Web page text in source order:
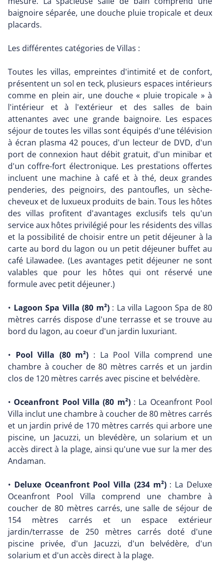
baignoire séparée, une douche pluie tropicale et deux
placards.
Les différentes catégories de Villas :
Toutes les villas, empreintes d'intimité et de confort,
présentent un sol en teck, plusieurs espaces intérieurs
comme en plein air, une douche « pluie tropicale » à
l'intérieur et à l'extérieur et des salles de bain
attenantes avec une grande baignoire. Les espaces
séjour de toutes les villas sont équipés d'une télévision
à écran plasma 42 pouces, d'un lecteur de DVD, d'un
port de connexion haut débit gratuit, d'un minibar et
d'un coffre-fort électronique. Les prestations offertes
incluent une machine à café et à thé, deux grandes
penderies, des peignoirs, des pantoufles, un sèche-
cheveux et de luxueux produits de bain. Tous les hôtes
des villas profitent d'avantages exclusifs tels qu'un
service aux hôtes privilégié pour les résidents des villas
et la possibilité de choisir entre un petit déjeuner à la
carte au bord du lagon ou un petit déjeuner buffet au
café Lilawadee. (Les avantages petit déjeuner ne sont
valables que pour les hôtes qui ont réservé une
formule avec petit déjeuner.)
• Lagoon Spa Villa (80 m²): La villa Lagoon Spa de 80
mètres carrés dispose d'une terrasse et se trouve au
bord du lagon, au coeur d'un jardin luxuriant.
• Pool Villa (80 m²) : La Pool Villa comprend une
chambre à coucher de 80 mètres carrés et un jardin
clos de 120 mètres carrés avec piscine et belvédère.
• Oceanfront Pool Villa (80 m²): La Oceanfront Pool
Villa inclut une chambre à coucher de 80 mètres carrés
et un jardin privé de 170 mètres carrés qui arbore une
piscine, un Jacuzzi, un blevédère, un solarium et un
accès direct à la plage, ainsi qu'une vue sur la mer des
Andaman.
• Deluxe Oceanfront Pool Villa (234 m²): La Deluxe
Oceanfront Pool Villa comprend une chambre à
coucher de 80 mètres carrés, une salle de séjour de
154 mètres carrés et un espace extérieur
jardin/terrasse de 250 mètres carrés doté d'une
piscine privée, d'un Jacuzzi, d'un belvédère, d'un
solarium et d'un accès direct à la plage.